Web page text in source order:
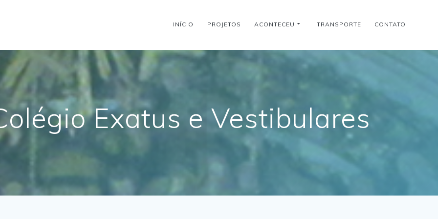
INÍCIO PROJETOS ACONTECEU TRANSPORTE CONTATO
Exatus e Vestibulares